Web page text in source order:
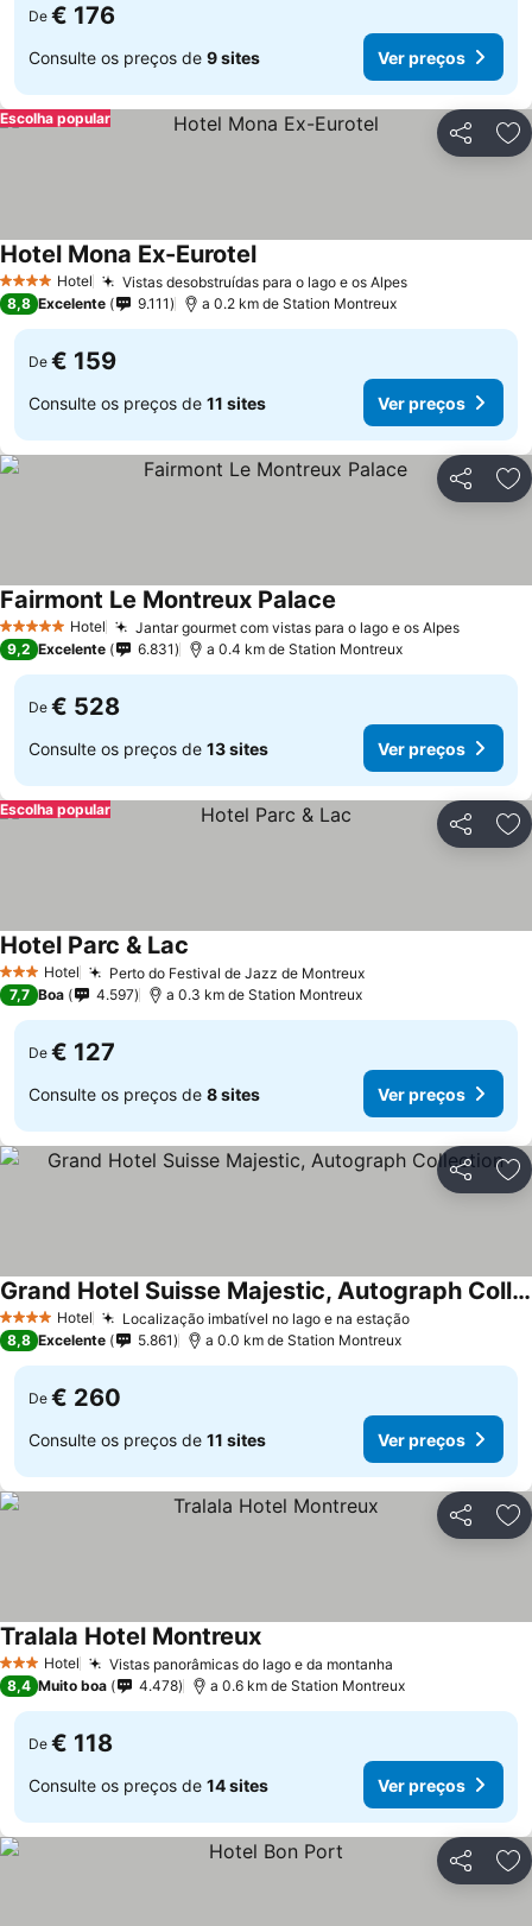
De € 176
Consulte os preços de 9 sites Ver preços
Partilhar
Escolha popular
4 EstrelasHotel Vistas desobstruídas para o lago e os AlpesVer preços
Hotel Mona Ex-EurotelVer preços
8,8 Excelente 9.111 a 0.2 km de Station Montreux
De € 159
Consulte os preços de 11 sites Ver preços
Partilhar
5 Estrelas Hotel Jantar gourmet com vistas para o lago e os AlpesVer
Fairmont Le Montreux Palace
9,2 Excelente 6.831 a 0.4 km de Station Montreux
De € 528
Consulte os preços de 13 sites Ver preços
Partilhar
Escolha popular
3 EstrelasHotel Perto do Festival de Jazz de MontreuxVer preços
Hotel Parc & Lac
7,7 Boa 4.597 a 0.3 km de Station Montreux
De € 127
Consulte os preços de 8 sites Ver preços
Partilhar
4 EstrelasHotel Localização imbatível no lago e na estaçãoVer preços
Grand Hotel Suisse Majestic, Autograph Collection
Ver preços
8,8 Excelente 5.861 a 0.0 km de Station Montreux
De € 260
Consulte os preços de 11 sites Ver preços
Partilhar
3 EstrelasHotel Vistas panorâmicas do lago e da montanha
Tralala Hotel MontreuxVer preços
8,4 Muito boa 4.478 a 0.6 km de Station Montreux
De € 118
Consulte os preços de 14 sites Ver preços
Partilhar